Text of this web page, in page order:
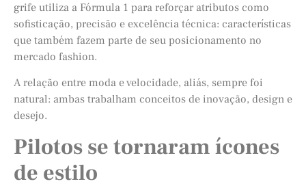
grife utiliza a Fórmula 1 para reforçar atributos como
sofisticação, precisão e excelência técnica: características
que também fazem parte de seu posicionamento no
mercado fashion.
A relação entre moda e velocidade, aliás, sempre foi
natural: ambas trabalham conceitos de inovação, design e
desejo.
Pilotos se tornaram ícones
de estilo